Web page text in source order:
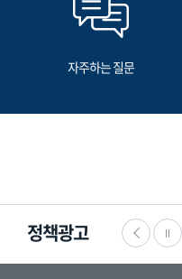
자주하는 질문
정책광고
익신고 찾기쉬운 생활